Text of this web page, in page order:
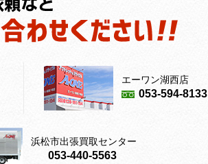
エーワン湖西店
053-594-8133
浜松市出張買取センター
053-440-5563